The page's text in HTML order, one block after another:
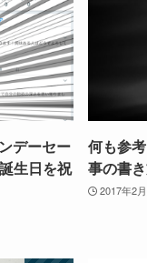
デーセー
生日を祝
何も参
事の書
2017年2